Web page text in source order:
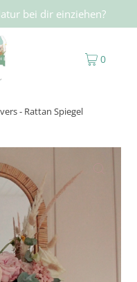
bei dir einziehen?
0
- Rattan Spiegel